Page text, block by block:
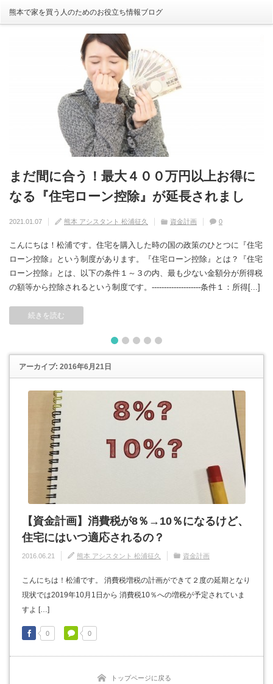
熊本で家を買う人のためのお役立ち情報ブログ
まだ間に合う！最大４００万円以上お得に
なる『住宅ローン控除』が延長されまし
た！
2021.01.07 熊本 アシスタント 松浦征久 資金計画 0
こんにちは！松浦です。住宅を購入した時の国の政策のひとつに『住宅
ローン控除』という制度があります。『住宅ローン控除』とは？『住宅
ローン控除』とは、以下の条件１～３の内、最も少ない金額分が所得税
の額等から控除されるという制度です。--------------------条件１：所得[...]
続きを読む
自分の家がいわゆる『欠陥住宅』ならない
ように気を付けるためには？
2020.09.17 熊本 アシスタント 松浦征久 住宅の豆知識 家づくり
建売住宅と注文住宅の寿命は違う！？
2020.08.29 熊本 アシスタント 松浦征久 住宅の豆知識 家づくり
住宅の中でも熱中症にかかる！？原因や対
策は？
2020.08.27
熊本 アシスタント 松浦征久
【火災保険】万が一の災害や事故の時にど
こまで補償されるの？
2020.07.11 熊本 アシスタント 松浦征久 住宅の豆知識
家づくり
1 2 3 4
アーカイブ: 2016年6月21日
【資金計画】消費税が8％→10％になるけど、
住宅にはいつ適応されるの？
2016.06.21 熊本 アシスタント 松浦征久 資金計画
こんにちは！松浦です。 消費税増税の計画ができて２度の延期となり
現状では2019年10月1日から 消費税10％への増税が予定されていま
すよ […]
0 0
トップページに戻る